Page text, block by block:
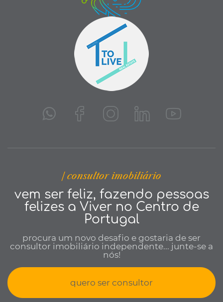
| consultor imobiliário
vem ser feliz, fazendo pessoas
felizes a Viver no Centro de
Portugal
procura um novo desafio e gostaria de ser
consultor imobiliário independente... junte-se a
nós!
quero ser consultor